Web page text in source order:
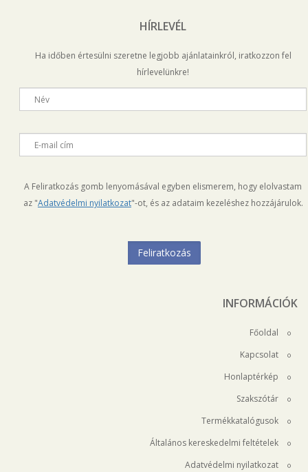
HÍRLEVÉL
Ha időben értesülni szeretne legjobb ajánlatainkról, iratkozzon fel
hírlevelünkre!
Név
E-mail cím
A Feliratkozás gomb lenyomásával egyben elismerem, hogy elolvastam
az "Adatvédelmi nyilatkozat"-ot, és az adataim kezeléshez hozzájárulok.
INFORMÁCIÓK
Főoldal
Kapcsolat
Honlaptérkép
Szakszótár
Termékkatalógusok
Általános kereskedelmi feltételek
Adatvédelmi nyilatkozat